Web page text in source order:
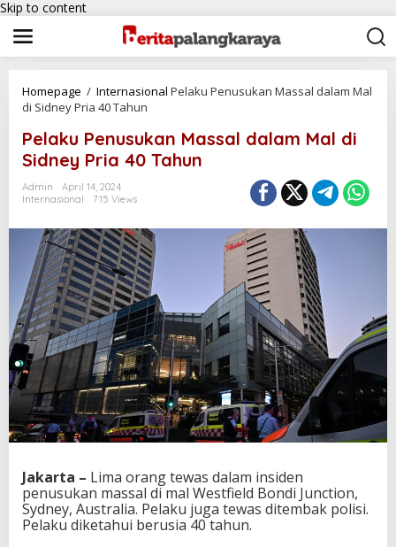
Skip to content
Homepage / Internasional Pelaku Penusukan Massal dalam Mal
di Sidney Pria 40 Tahun
Pelaku Penusukan Massal dalam Mal di
Sidney Pria 40 Tahun
Admin
April 14, 2024
Internasional
715 Views
Jakarta – Lima orang tewas dalam insiden
penusukan massal di mal Westfield Bondi Junction,
Sydney, Australia. Pelaku juga tewas ditembak polisi.
Pelaku diketahui berusia 40 tahun.